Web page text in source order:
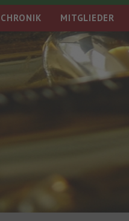
CHRONIK MITGLIEDER